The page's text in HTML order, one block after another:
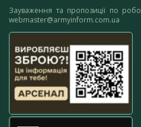
Зауваження та пропозиції по
webmaster@armyinform.com.ua